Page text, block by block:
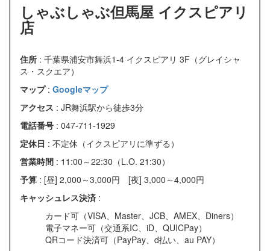
しゃぶしゃぶ但馬屋 イクスピアリ
店
住所 : 千葉県浦安市舞浜1-4 イクスピアリ 3F（グレイシャ
ス・スクエア）
マップ : Googleマップ
アクセス : JR舞浜駅から徒歩3分
電話番号 : 047-711-1929
定休日 : 不定休（イクスピアリに準ずる）
営業時間 : 11:00～22:30（L.O. 21:30）
予算 : [昼] 2,000～3,000円 [夜] 3,000～4,000円
キャッシュレス決済 :
カード可（VISA、Master、JCB、AMEX、Diners）
電子マネー可（交通系IC、iD、QUICPay）
QRコード決済可（PayPay、d払い、au PAY）